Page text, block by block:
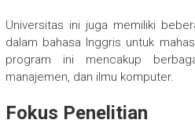
Universitas ini juga memiliki
dalam bahasa Inggris untuk
program ini mencakup
manajemen, dan ilmu komputer.
Fokus Penelitian